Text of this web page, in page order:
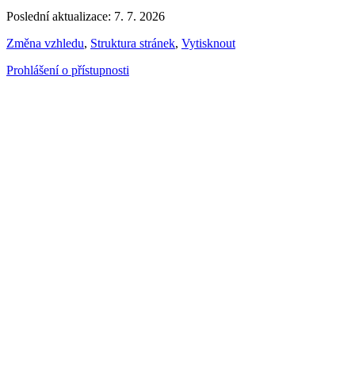
Poslední aktualizace: 7. 7. 2026
Změna vzhledu, Struktura stránek, Vytisknout
Prohlášení o přístupnosti